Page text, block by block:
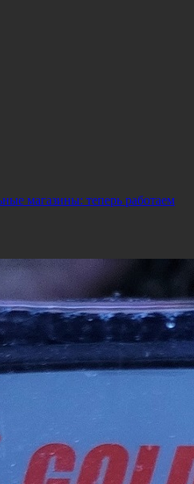
магазины: теперь работаем